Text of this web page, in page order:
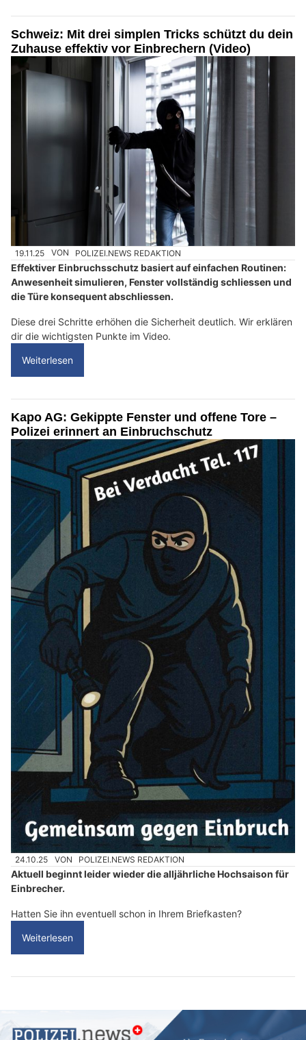
Schweiz: Mit drei simplen Tricks schützt du dein
Zuhause effektiv vor Einbrechern (Video)
19.11.25 VON POLIZEI.NEWS REDAKTION
Effektiver Einbruchsschutz basiert auf einfachen Routinen:
Anwesenheit simulieren, Fenster vollständig schliessen und
die Türe konsequent abschliessen.
Diese drei Schritte erhöhen die Sicherheit deutlich. Wir erklären
dir die wichtigsten Punkte im Video.
Weiterlesen
Kapo AG: Gekippte Fenster und offene Tore –
Polizei erinnert an Einbruchschutz
24.10.25 VON POLIZEI.NEWS REDAKTION
Aktuell beginnt leider wieder die alljährliche Hochsaison für
Einbrecher.
Hatten Sie ihn eventuell schon in Ihrem Briefkasten?
Weiterlesen